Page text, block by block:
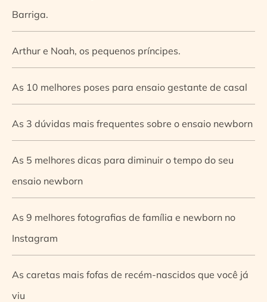
Barriga.
Arthur e Noah, os pequenos príncipes.
As 10 melhores poses para ensaio gestante de casal
As 3 dúvidas mais frequentes sobre o ensaio newborn
As 5 melhores dicas para diminuir o tempo do seu
ensaio newborn
As 9 melhores fotografias de família e newborn no
Instagram
As caretas mais fofas de recém-nascidos que você já
viu